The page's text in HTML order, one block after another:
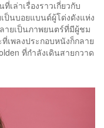
เล่าเรื่องราวเกี่ยวกับ
ป็นบอยแบนด์ผู้โด่งดังแห่ง
ายเป็นภาพยนตร์ที่มีผู้ชม
เพลงประกอบหนังก็กลาย
ที่กำลังเดินสายกวาด